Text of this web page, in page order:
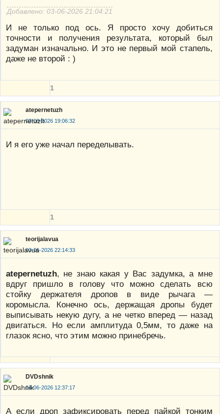
Добавлено: 03-06-2026 21:04:21
И не только под ось. Я просто хочу добиться
точности и получения результата, который был
задуман изначально. И это не первый мой стапель,
даже не второй : )
1
atepernetuzh
03-06-2026 19:06:32
И я его уже начал переделывать.
1
teorijalavua
03-06-2026 22:14:33
atepernetuzh, не знаю какая у Вас задумка, а мне
вдруг пришло в голову что можно сделать всю
стойку держателя дропов в виде рычага —
коромысла. Конечно ось, держащая дропы будет
выписывать некую дугу, а не четко вперед — назад
двигаться. Но если амплитуда 0,5мм, то даже на
глазок ясно, что этим можно принебречь.
DVDshnik
04-06-2026 12:37:17
А если дроп зафиксировать перед пайкой тонким